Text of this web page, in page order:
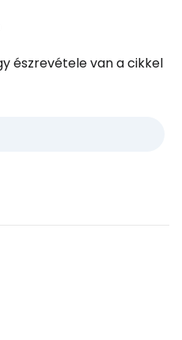
észrevétele van a cikkel